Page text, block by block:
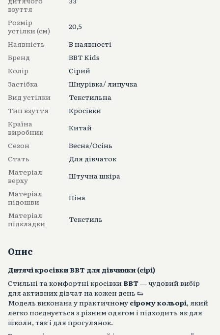
взуття
Розмір
устілки (см)
20,5
Наявність
В наявності
Бренд
BBT Kids
Колір
Сірий
Застібка
Шнурівка/ липучка
Вид устілки
Текстильна
Тип взуття
Кросівки
Країна
виробник
Китай
Сезон
Весна/Осінь
Стать
Для дівчаток
Матеріал
верху
Штучна шкіра
Матеріал
підошви
Піна
Матеріал
підкладки
Текстиль
Опис
Дитячі кросівки BBT для дівчинки (сірі)
Стильні та комфортні кросівки BBT— чудовий вибір
для активних дівчат на кожен день 👟
Модель виконана у практичному сірому кольорі, який
легко поєднується з різним одягом і підходить як для
школи, так і для прогулянок.